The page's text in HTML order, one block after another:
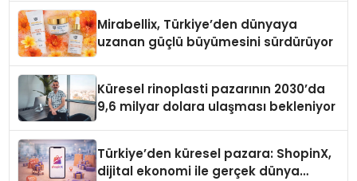
Mirabellix, Türkiye’den dünyaya
uzanan güçlü büyümesini sürdürüyor
Küresel rinoplasti pazarının 2030’da
9,6 milyar dolara ulaşması bekleniyor
Türkiye’den küresel pazara: ShopinX,
dijital ekonomi ile gerçek dünya